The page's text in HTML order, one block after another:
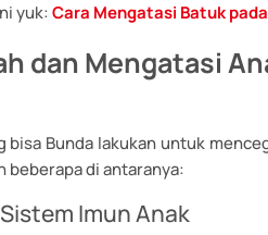
yuk:Cara Mengatasi Batuk
dan Mengatasi
bisa Bunda lakukan untuk
beberapa di antaranya:
Imun Anak